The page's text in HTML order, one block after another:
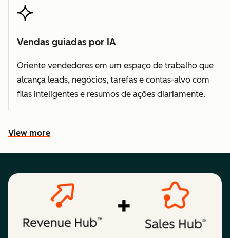
Vendas guiadas por IA
Oriente vendedores em um espaço de trabalho que
alcança leads, negócios, tarefas e contas-alvo com
filas inteligentes e resumos de ações diariamente.
View more